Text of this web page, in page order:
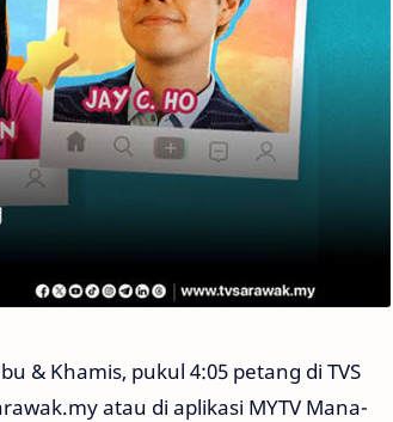
& Khamis, pukul 4:05 petang di TVS
atau di aplikasi MYTV Mana-